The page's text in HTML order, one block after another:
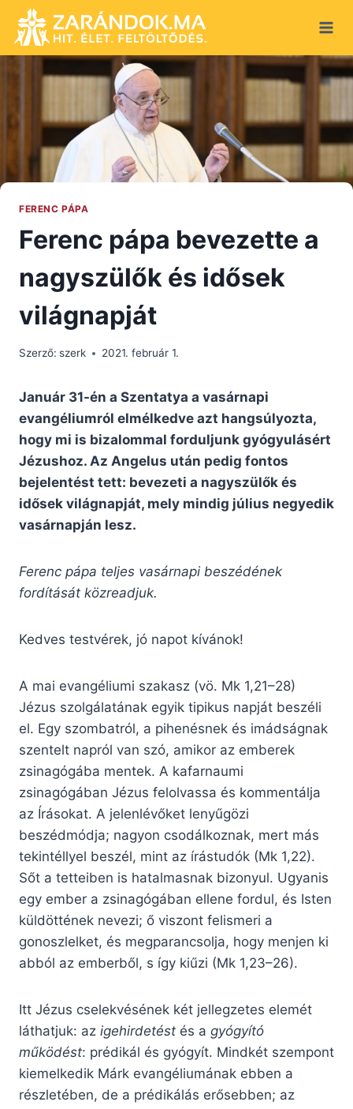
content
FERENC PÁPA
Ferenc pápa bevezette a
nagyszülők és idősek
világnapját
Szerző: szerk 2021. február 1.
Január 31-én a Szentatya a vasárnapi
evangéliumról elmélkedve azt hangsúlyozta,
hogy mi is bizalommal forduljunk gyógyulásért
Jézushoz. Az Angelus után pedig fontos
bejelentést tett: bevezeti a nagyszülők és
idősek világnapját, mely mindig július negyedik
vasárnapján lesz.
Ferenc pápa teljes vasárnapi beszédének
fordítását közreadjuk.
Kedves testvérek, jó napot kívánok!
A mai evangéliumi szakasz (vö. Mk 1,21–28)
Jézus szolgálatának egyik tipikus napját beszéli
el. Egy szombatról, a pihenésnek és imádságnak
szentelt napról van szó, amikor az emberek
zsinagógába mentek. A kafarnaumi
zsinagógában Jézus felolvassa és kommentálja
az Írásokat. A jelenlévőket lenyűgözi
beszédmódja; nagyon csodálkoznak, mert más
tekintéllyel beszél, mint az írástudók (Mk 1,22).
Sőt a tetteiben is hatalmasnak bizonyul. Ugyanis
egy ember a zsinagógában ellene fordul, és Isten
küldöttének nevezi; ő viszont felismeri a
gonoszlelket, és megparancsolja, hogy menjen ki
abból az emberből, s így kiűzi (Mk 1,23–26).
Itt Jézus cselekvésének két jellegzetes elemét
láthatjuk: az igehirdetést és a gyógyító
működést: prédikál és gyógyít. Mindkét szempont
kiemelkedik Márk evangéliumának ebben a
részletében, de a prédikálás erősebben; az